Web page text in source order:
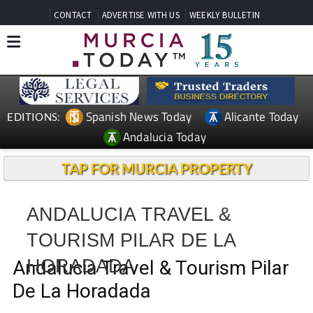
CONTACT ADVERTISE WITH US WEEKLY BULLETIN
EDITIONS: Spanish News Today
Alicante Today
Andalucia Today
TAP FOR MURCIA PROPERTY
ANDALUCIA TRAVEL &
TOURISM PILAR DE LA
HORADADA
Andalucia Travel & Tourism Pilar
De La Horadada